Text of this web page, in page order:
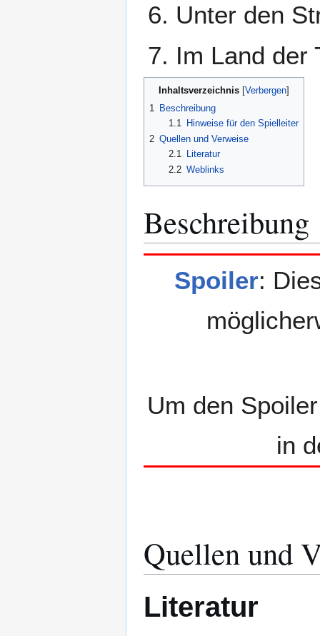
Unter den
Im Land der
Inhaltsverzeichnis
1
Beschreibung
1.1
Hinweise für den Spielleiter
2 Quellen und Verweise
2.1
Literatur
2.2 Weblinks
Beschreibung
Spoiler:
Um den
in
Quellen und
Literatur